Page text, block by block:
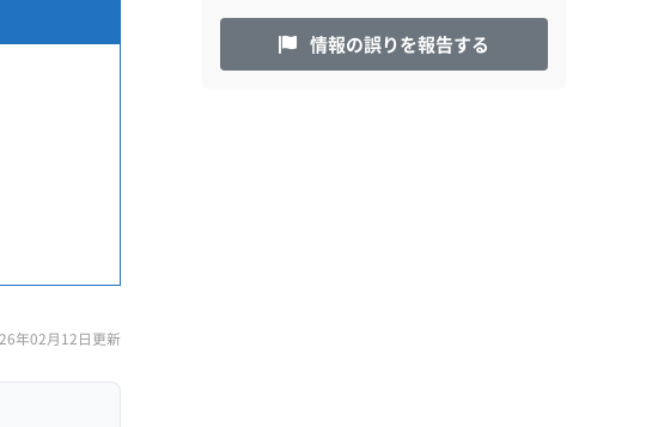
年02月12日更新
情報の誤りを報告する